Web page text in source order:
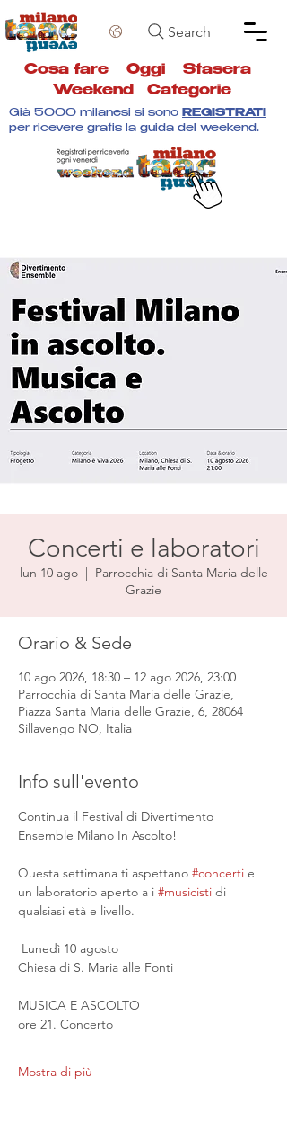
Search
Cosa fare Oggi Stasera
Weekend
Categorie
Già 5000 milanesi si sono REGISTRATI
per ricevere gratis la guida del weekend.
Concerti e laboratori
lun 10 ago
  |
Parrocchia di Santa Maria delle
Grazie
Orario & Sede
10 ago 2026, 18:30 – 12 ago 2026, 23:00
Parrocchia di Santa Maria delle Grazie,
Piazza Santa Maria delle Grazie, 6, 28064
Sillavengo NO, Italia
Info sull'evento
Continua il Festival di Divertimento
Ensemble Milano In Ascolto!
Questa settimana ti aspettano #concerti e
un laboratorio aperto a i #musicisti di
qualsiasi età e livello.
Lunedì 10 agosto
Chiesa di S. Maria alle Fonti
MUSICA E ASCOLTO
ore 21. Concerto
Mostra di più